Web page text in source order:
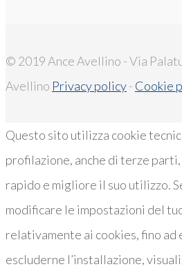
© 2019 Ance Avellino - Via
Avellino Privacy policy- Cookie
Questo sito utilizza cookie
profilazione, anche di terze
rapido e migliore il suo utilizzo.
modificare le impostazioni del
relativamente ai cookies, fino ad
escluderne l’installazione,